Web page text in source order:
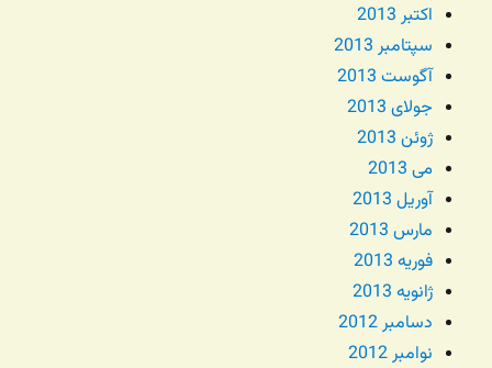
اکتبر 2013
سپتامبر 2013
آگوست 2013
جولای 2013
ژوئن 2013
می 2013
آوریل 2013
مارس 2013
فوریه 2013
ژانویه 2013
دسامبر 2012
نوامبر 2012